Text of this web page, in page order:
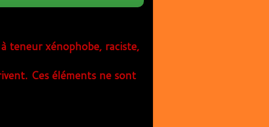
teneur xénophobe, raciste,
Ces éléments ne sont